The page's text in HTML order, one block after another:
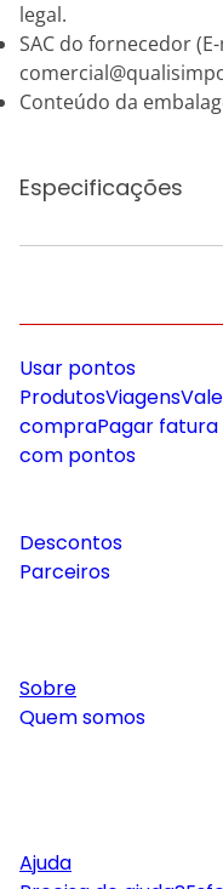
legal.
SAC do fornecedor
Conteúdo da
Especificações
Usar pontos
ProdutosViagens
compraPagar fatura
com pontos
Descontos
Parceiros
Sobre
Quem somos
Ajuda